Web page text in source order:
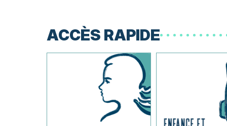
ACCÈS RAPIDE